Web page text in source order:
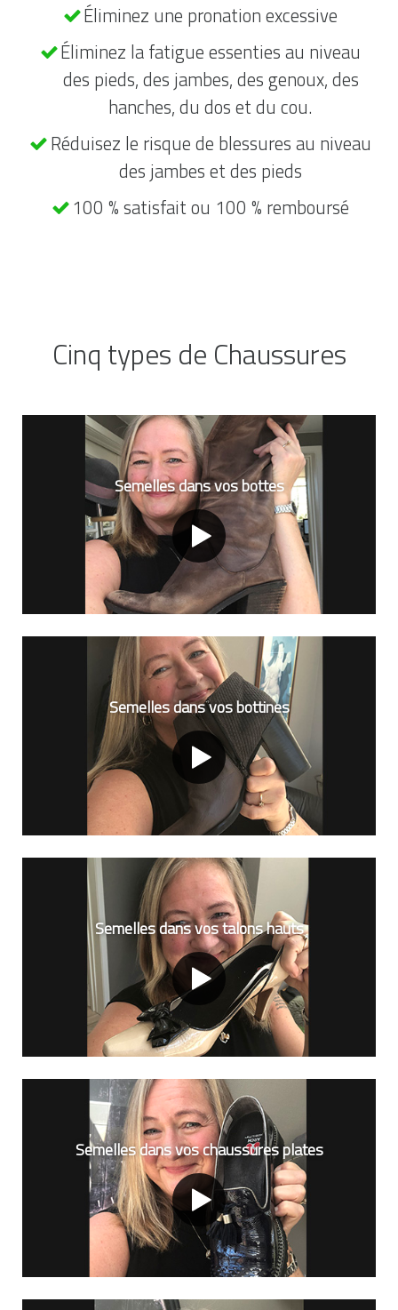
Éliminez une pronation excessive
Éliminez la fatigue essenties au niveau
des pieds, des jambes, des genoux, des
hanches, du dos et du cou.
Réduisez le risque de blessures au niveau
des jambes et des pieds
100 % satisfait ou 100 % remboursé
Cinq types de Chaussures
Semelles dans vos bottes
Semelles dans vos bottines
Semelles dans vos talons hauts
Semelles dans vos chaussures plates